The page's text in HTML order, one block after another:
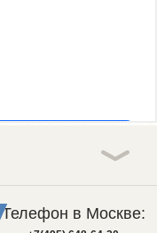
Телефон в Москве: